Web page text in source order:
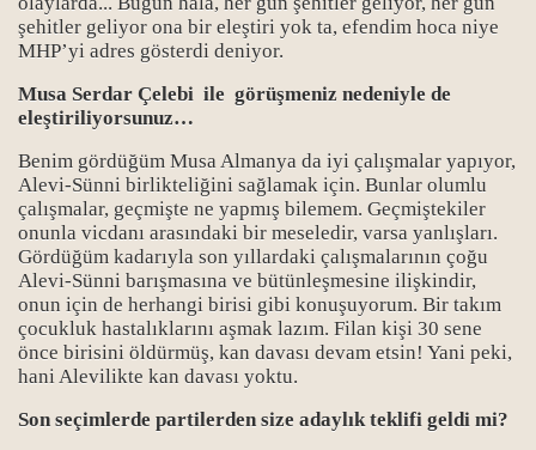
şehitler geliyor ona bir eleştiri yok ta, efendim hoca niye
MHP’yi adres gösterdi deniyor.
Musa Serdar Çelebi ile görüşmeniz nedeniyle de
eleştiriliyorsunuz…
Benim gördüğüm Musa Almanya da iyi çalışmalar yapıyor,
Alevi-Sünni birlikteliğini sağlamak için. Bunlar olumlu
çalışmalar, geçmişte ne yapmış bilemem. Geçmiştekiler
onunla vicdanı arasındaki bir meseledir, varsa yanlışları.
Gördüğüm kadarıyla son yıllardaki çalışmalarının çoğu
Alevi-Sünni barışmasına ve bütünleşmesine ilişkindir,
onun için de herhangi birisi gibi konuşuyorum. Bir takım
çocukluk hastalıklarını aşmak lazım. Filan kişi 30 sene
önce birisini öldürmüş, kan davası devam etsin! Yani peki,
hani Alevilikte kan davası yoktu.
Son seçimlerde partilerden size adaylık teklifi geldi mi?